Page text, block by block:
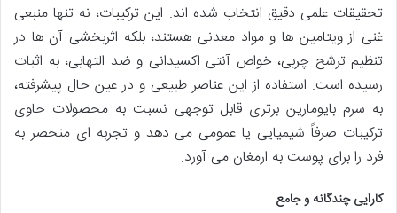
تحقیقات علمی دقیق انتخاب شده اند. این ترکیبات، نه تنها منبعی
غنی از ویتامین ها و مواد معدنی هستند، بلکه اثربخشی آن ها در
تنظیم ترشح چربی، خواص آنتی اکسیدانی و ضد التهابی، به اثبات
رسیده است. استفاده از این عناصر طبیعی و در عین حال پیشرفته،
به سرم بایومارین برتری قابل توجهی نسبت به محصولات حاوی
ترکیبات صرفاً شیمیایی یا عمومی می دهد و تجربه ای منحصر به
فرد را برای پوست به ارمغان می آورد.
کارایی چندگانه و جامع